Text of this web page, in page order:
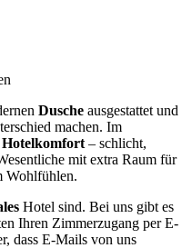
Dusche ausgestattet und
machen. Im
– schlicht,
mit extra Raum für
Wohlfühlen.
Hotel sind. Bei uns gibt es
Ihren Zimmerzugang per E-
dass E-Mails von uns